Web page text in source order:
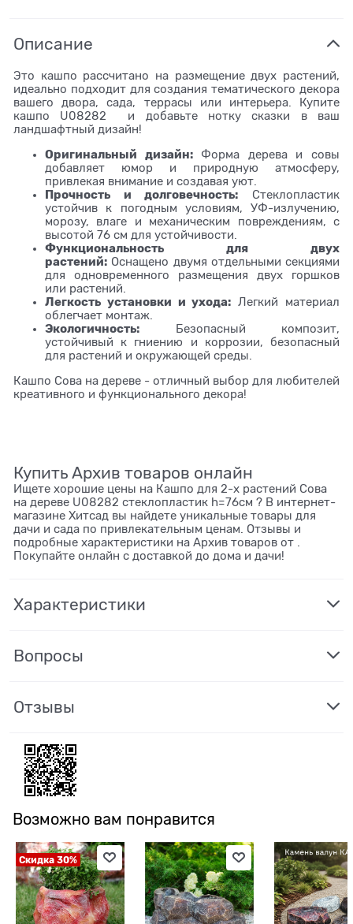
Описание
Это кашпо рассчитано на размещение двух растений,
идеально подходит для создания тематического декора
вашего двора, сада, террасы или интерьера. Купите
кашпо U08282 и добавьте нотку сказки в ваш
ландшафтный дизайн!
Оригинальный дизайн:Форма дерева и совы
добавляет юмор и природную атмосферу,
привлекая внимание и создавая уют.
Прочность и долговечность: Стеклопластик
устойчив к погодным условиям, УФ-излучению,
морозу, влаге и механическим повреждениям, с
высотой 76 см для устойчивости.
Функциональность для двух
растений: Оснащено двумя отдельными секциями
для одновременного размещения двух горшков
или растений.
Легкость установки и ухода: Легкий материал
облегчает монтаж.
Экологичность: Безопасный композит,
устойчивый к гниению и коррозии, безопасный
для растений и окружающей среды.
Кашпо Сова на дереве - отличный выбор для любителей
креативного и функционального декора!
Купить Архив товаров онлайн
Ищете хорошие цены на Кашпо для 2-х растений Сова
на дереве U08282 стеклопластик h=76см ? В интернет-
магазине Хитсад вы найдете уникальные товары для
дачи и сада по привлекательным ценам. Отзывы и
подробные характеристики на Архив товаров от .
Покупайте онлайн с доставкой до дома и дачи!
Характеристики
Вопросы
Отзывы
Возможно вам понравится
Скидка 30%